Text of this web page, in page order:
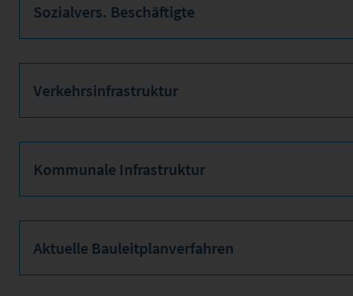
Sozialvers. Beschäftigte
Verkehrsinfrastruktur
Kommunale Infrastruktur
Aktuelle Bauleitplanverfahren